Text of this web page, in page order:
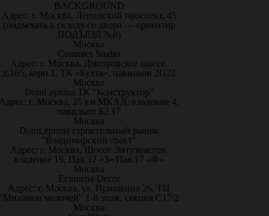
BACKGROUND
Адрес: г. Москва, Ленинский проспект, 45
(подъехать к складу со двора — ориентир
ПОДЪЕЗД №8)
Москва
Ceramics Studio
Адрес: г. Москва, Дмитровское шоссе,
д.165, корп.1, ТК «Бухта», павильон 2G22
Москва
DomLepnina ТК "Конструктор"
г. Москва, 25 км МКАД, владение 4,
павильон Б2.17
Москва
DomLepnina строительный рынок
"Владимирский тракт"
Адрес: г. Москва, Шоссе Энтузиастов,
владение 19, Пав.12 «З»/Пав.17 «Ф»
Москва
Ecumena-Decor
Адрес: г. Москва, ул. Пришвина 26, ТЦ
мелочей" 1-й этаж, секция С17/2
Москва